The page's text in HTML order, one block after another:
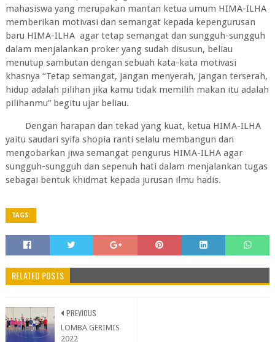
mahasiswa yang merupakan mantan ketua umum HIMA-ILHA
memberikan motivasi dan semangat kepada kepengurusan
baru HIMA-ILHA agar tetap semangat dan sungguh-sungguh
dalam menjalankan proker yang sudah disusun, beliau
menutup sambutan dengan sebuah kata-kata motivasi
khasnya “Tetap semangat, jangan menyerah, jangan terserah,
hidup adalah pilihan jika kamu tidak memilih makan itu adalah
pilihanmu” begitu ujar beliau.
Dengan harapan dan tekad yang kuat, ketua HIMA-ILHA
yaitu saudari syifa shopia ranti selalu membangun dan
mengobarkan jiwa semangat pengurus HIMA-ILHA agar
sungguh-sungguh dan sepenuh hati dalam menjalankan tugas
sebagai bentuk khidmat kepada jurusan ilmu hadis.
TAGS:
RELATED POSTS
PREVIOUS
LOMBA GERIMIS
2022